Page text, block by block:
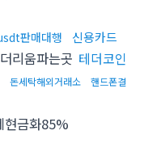
판매대행
신용카드
리움파는곳 테더코인
돈세탁해외거래소
핸드폰결
현금화85%